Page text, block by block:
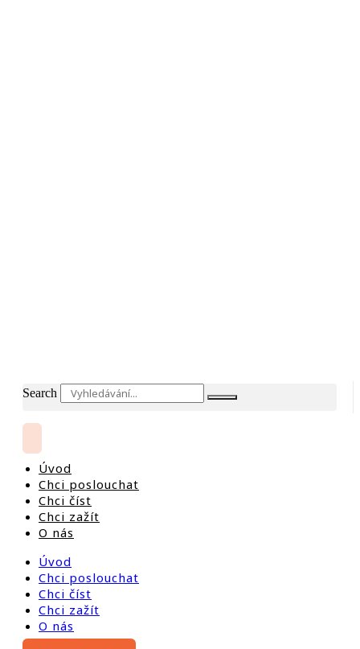
Search
Úvod
Chci poslouchat
Chci číst
Chci zažít
O nás
Úvod
Chci poslouchat
Chci číst
Chci zažít
O nás